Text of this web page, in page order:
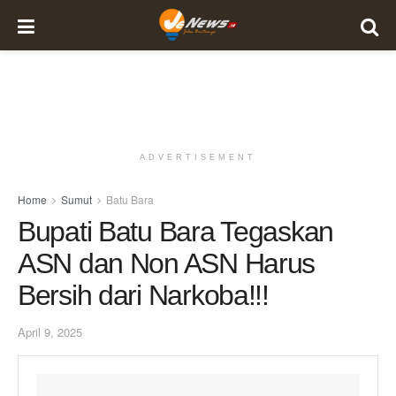
ADVERTISEMENT
Home Sumut Batu Bara
Bupati Batu Bara Tegaskan
ASN dan Non ASN Harus
Bersih dari Narkoba!!!
April 9, 2025